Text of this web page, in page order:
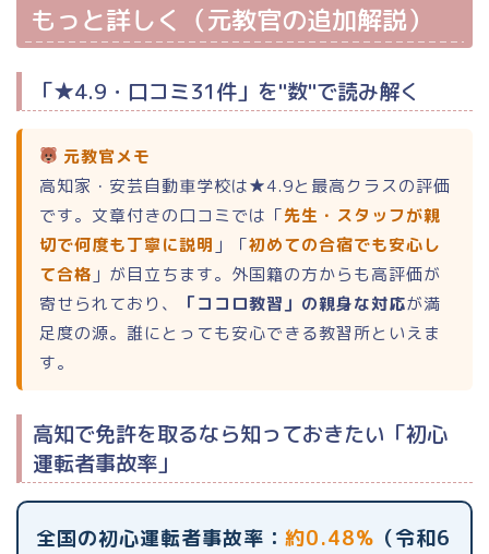
もっと詳しく（元教官の追加解説）
「★4.9・口コミ31件」を"数"で読み解く
元教官メモ
高知家・安芸自動車学校は★4.9と最高クラスの評価
です。文章付きの口コミでは「先生・スタッフが親
切で何度も丁寧に説明 」「初めての合宿でも安心し
て合格 」が目立ちます。外国籍の方からも高評価が
寄せられており、
「ココロ教習」の親身な対応が満
足度の源。誰にとっても安心できる教習所といえま
す。
高知で免許を取るなら知っておきたい「初心
運転者事故率」
全国の初心運転者事故率： 約0.48% （令和6